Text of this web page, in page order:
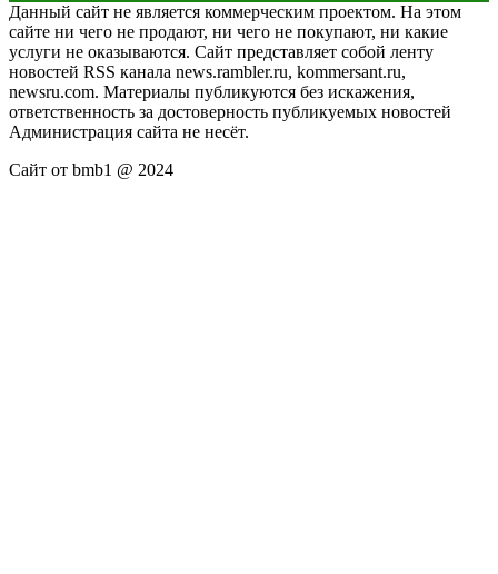
Данный сайт не является коммерческим проектом. На этом
сайте ни чего не продают, ни чего не покупают, ни какие
услуги не оказываются. Сайт представляет собой ленту
новостей RSS канала news.rambler.ru, kommersant.ru,
newsru.com. Материалы публикуются без искажения,
ответственность за достоверность публикуемых новостей
Администрация сайта не несёт.
Сайт от bmb1 @ 2024